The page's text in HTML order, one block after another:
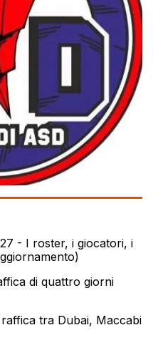
- I roster, i giocatori, i
di quattro giorni
tra Dubai, Maccabi